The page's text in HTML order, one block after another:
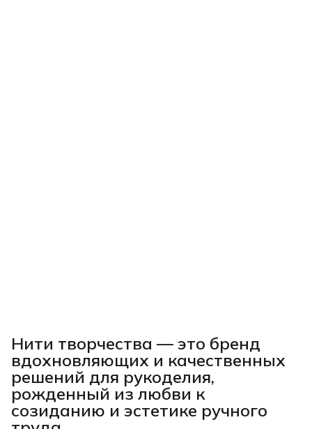
Нити творчества — это бренд
вдохновляющих и качественных
решений для рукоделия,
рожденный из любви к
созиданию и эстетике ручного